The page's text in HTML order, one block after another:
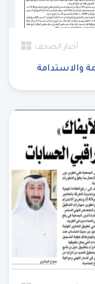
أخبار الصحف
والاستدامة